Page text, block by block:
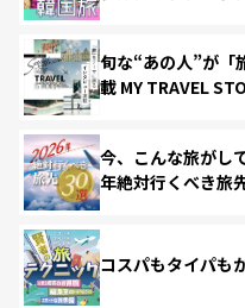
旬な“あの人”が「
載 MY TRAVEL
今、こんな旅がし
年絶対行くべき旅
コスパもタイパも